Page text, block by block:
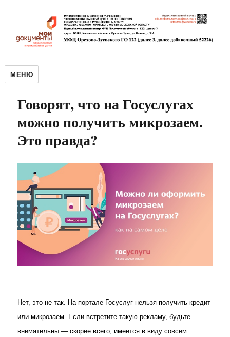
МЕНЮ
Говорят, что на Госуслугах
можно получить микрозаем.
Это правда?
Нет, это не так. На портале Госуслуг нельзя получить кредит
или микрозаем. Если встретите такую рекламу, будьте
внимательны — скорее всего, имеется в виду совсем